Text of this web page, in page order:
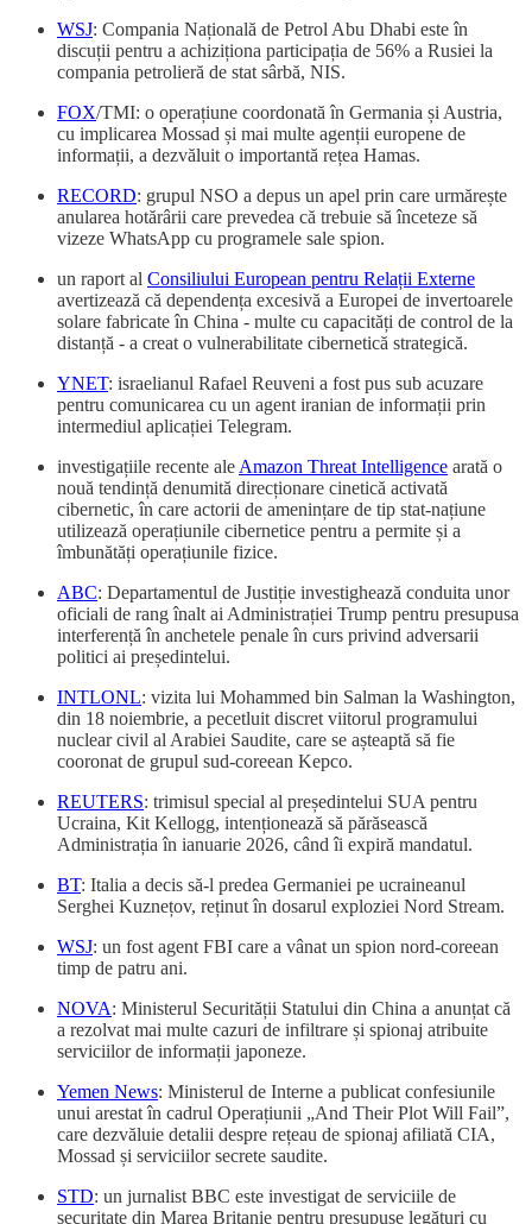
WSJ: Compania Națională de Petrol Abu Dhabi este în
discuții pentru a achiziționa participația de 56% a Rusiei la
compania petrolieră de stat sârbă, NIS.
FOX/TMI: o operațiune coordonată în Germania și Austria,
cu implicarea Mossad și mai multe agenții europene de
informații, a dezvăluit o importantă rețea Hamas.
RECORD: grupul NSO a depus un apel prin care urmărește
anularea hotărârii care prevedea că trebuie să înceteze să
vizeze WhatsApp cu programele sale spion.
un raport al Consiliului European pentru Relații Externe
avertizează că dependența excesivă a Europei de invertoarele
solare fabricate în China - multe cu capacități de control de la
distanță - a creat o vulnerabilitate cibernetică strategică.
YNET: israelianul Rafael Reuveni a fost pus sub acuzare
pentru comunicarea cu un agent iranian de informații prin
intermediul aplicației Telegram.
investigațiile recente ale Amazon Threat Intelligence arată o
nouă tendință denumită direcționare cinetică activată
cibernetic, în care actorii de amenințare de tip stat-națiune
utilizează operațiunile cibernetice pentru a permite și a
îmbunătăți operațiunile fizice.
ABC: Departamentul de Justiție investighează conduita unor
oficiali de rang înalt ai Administrației Trump pentru presupusa
interferență în anchetele penale în curs privind adversarii
politici ai președintelui.
INTLONL: vizita lui Mohammed bin Salman la Washington,
din 18 noiembrie, a pecetluit discret viitorul programului
nuclear civil al Arabiei Saudite, care se așteaptă să fie
cooronat de grupul sud-coreean Kepco.
REUTERS: trimisul special al președintelui SUA pentru
Ucraina, Kit Kellogg, intenționează să părăsească
Administrația în ianuarie 2026, când îi expiră mandatul.
BT: Italia a decis să-l predea Germaniei pe ucraineanul
Serghei Kuznețov, reținut în dosarul exploziei Nord Stream.
WSJ: un fost agent FBI care a vânat un spion nord-coreean
timp de patru ani.
NOVA: Ministerul Securității Statului din China a anunțat că
a rezolvat mai multe cazuri de infiltrare și spionaj atribuite
serviciilor de informații japoneze.
Yemen News: Ministerul de Interne a publicat confesiunile
unui arestat în cadrul Operațiunii „And Their Plot Will Fail”,
care dezvăluie detalii despre rețeau de spionaj afiliată CIA,
Mossad și serviciilor secrete saudite.
STD: un jurnalist BBC este investigat de serviciile de
securitate din Marea Britanie pentru presupuse legături cu